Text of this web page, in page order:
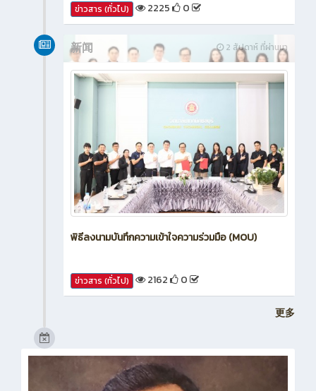
ข่าวสาร (ทั่วไป) 2225 0
2 สัปดาห์ ที่ผ่านมา
新闻
พิธีลงนามบันทึกความเข้าใจความร่วมมือ (MOU)
ข่าวสาร (ทั่วไป) 2162 0
更多